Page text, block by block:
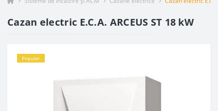
Cazan electric E.C.A. ARCEUS ST 18 kW
Popular